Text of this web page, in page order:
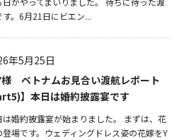
す。6月21日にビエン...
年5月25日
様 ベトナムお見合い渡航レポート
】本日は婚約披露宴です
は婚約披露宴が始まりました。 まずは、花
登場です。ウェディングドレス姿の花嫁をY